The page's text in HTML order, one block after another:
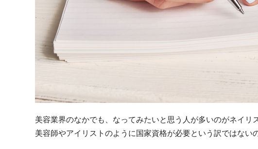
美容業界のなかでも、なってみたいと思う人が多いのがネイリ
美容師やアイリストのように国家資格が必要という訳ではない